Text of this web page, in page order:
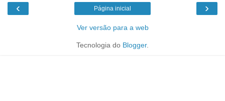
‹ ›
Página inicial
Ver versão para a web
Tecnologia do Blogger.